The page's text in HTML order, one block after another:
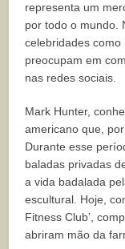
representa um
por todo o mundo.
celebridades como
preocupam em
nas redes sociais.
Mark Hunter,
americano que,
Durante esse
baladas privadas
a vida badalada
escultural. Hoje,
Fitness Club’,
abriram mão da